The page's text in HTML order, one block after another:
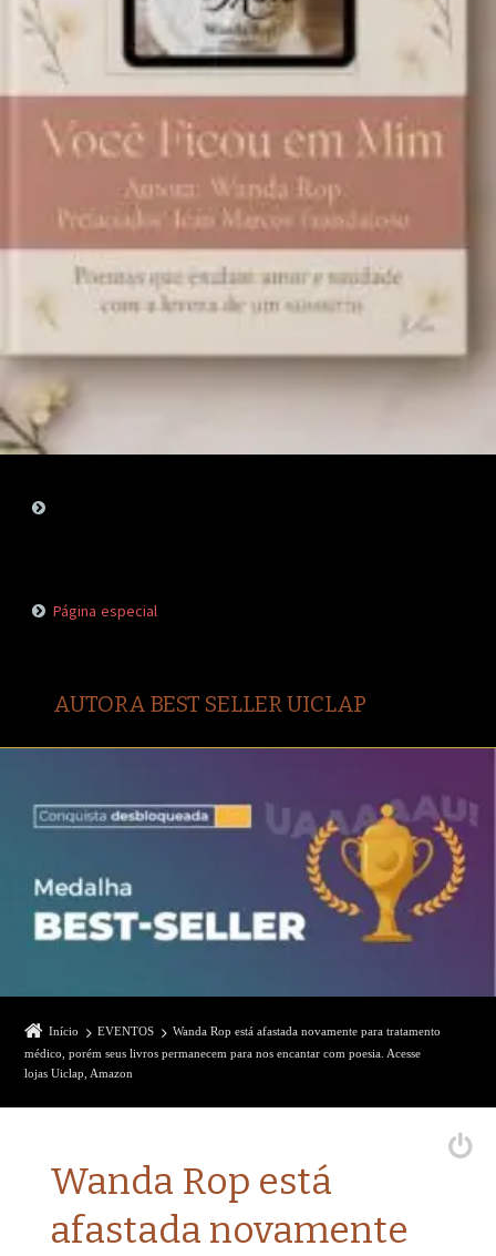
Página especial
AUTORA BEST SELLER UICLAP
Início EVENTOS
Wanda Rop está afastada novamente para tratamento
médico, porém seus livros permanecem para nos encantar com poesia. Acesse
lojas Uiclap, Amazon
Wanda Rop está
afastada novamente